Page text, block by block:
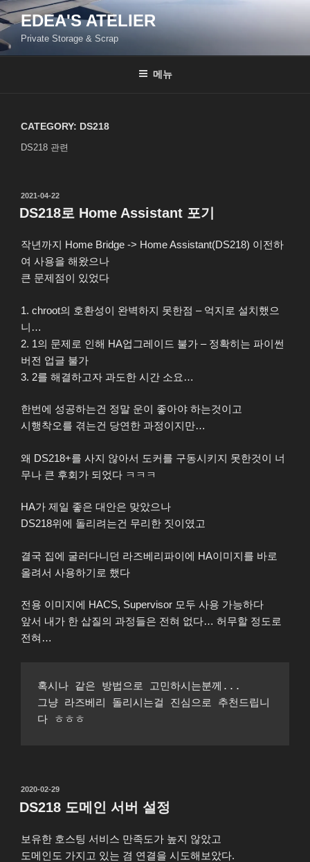
콘
텐
츠
로
EDEA'S ATELIER
Private Storage & Scrap
메뉴
CATEGORY: DS218
DS218 관련
작
성
일
2021-04-22
DS218로 Home Assistant 포기
작년까지 Home Bridge -> Home Assistant(DS218) 이전하
여 사용을 해왔으나
큰 문제점이 있었다
1. chroot의 호환성이 완벽하지 못한점 – 억지로 설치했으
니…
2. 1의 문제로 인해 HA업그레이드 불가 – 정확히는 파이썬
버전 업글 불가
3. 2를 해결하고자 과도한 시간 소요…
한번에 성공하는건 정말 운이 좋아야 하는것이고
시행착오를 겪는건 당연한 과정이지만…
왜 DS218+를 사지 않아서 도커를 구동시키지 못한것이 너
무나 큰 후회가 되었다 ㅋㅋㅋ
HA가 제일 좋은 대안은 맞았으나
DS218위에 돌리려는건 무리한 짓이였고
결국 집에 굴러다니던 라즈베리파이에 HA이미지를 바로
올려서 사용하기로 했다
전용 이미지에 HACS, Supervisor 모두 사용 가능하다
앞서 내가 한 삽질의 과정들은 전혀 없다… 허무할 정도로
전혀…
혹시나 같은 방법으로 고민하시는분께...
그냥 라즈베리 돌리시는걸 진심으로 추천드립니
다 ㅎㅎㅎ
작
성
일
2020-02-29
DS218 도메인 서버 설정
보유한 호스팅 서비스 만족도가 높지 않았고
도메인도 가지고 있는 겸 연결을 시도해보았다.